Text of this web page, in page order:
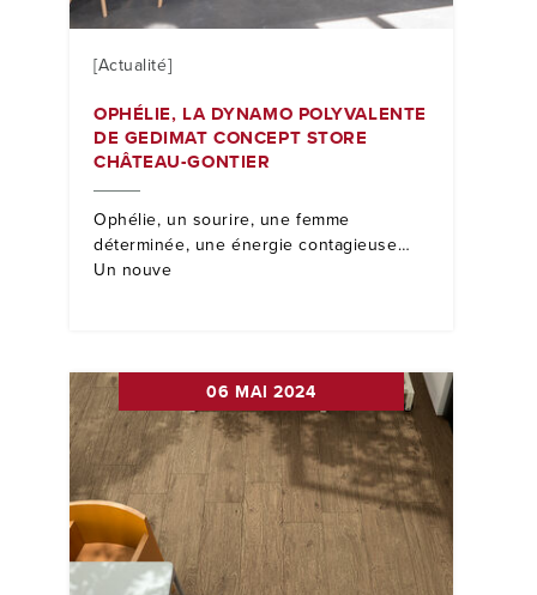
[Actualité]
OPHÉLIE, LA DYNAMO POLYVALENTE
DE GEDIMAT CONCEPT STORE
CHÂTEAU-GONTIER
Ophélie, un sourire, une femme
déterminée, une énergie contagieuse…
Un nouve
06 MAI 2024